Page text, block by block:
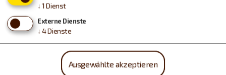
↓ 1 Dienst
Externe Dienste
↓ 4Dienste
Ausgewählte akzeptieren